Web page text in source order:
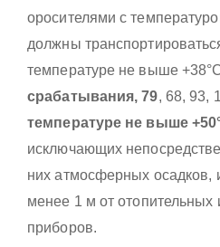
оросителями с
должны
температуре не выше
срабатывания, 79, 68, 93,
температуре не выше
исключающих
них атмосферных осадков,
менее 1 м от отопительных
приборов.